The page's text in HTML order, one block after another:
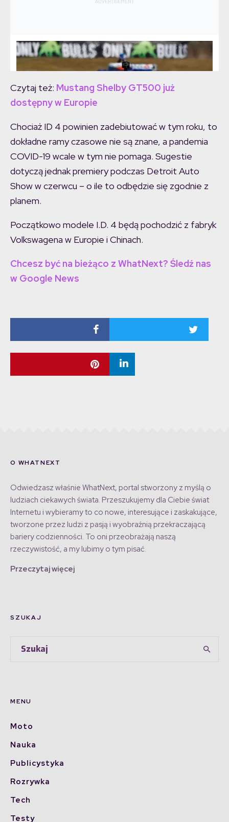
Czytaj też: Mustang Shelby GT500 już
dostępny w Europie
Chociaż ID 4 powinien zadebiutować w tym roku, to
dokładne ramy czasowe nie są znane, a pandemia
COVID-19 wcale w tym nie pomaga. Sugestie
dotyczą jednak premiery podczas Detroit Auto
Show w czerwcu – o ile to odbędzie się zgodnie z
planem.
Początkowo modele I.D. 4 będą pochodzić z fabryk
Volkswagena w Europie i Chinach.
Chcesz być na bieżąco z WhatNext? Śledź nas
w Google News
O WHATNEXT
Odwiedzasz właśnie WhatNext, portal stworzony z myślą o
ludziach ciekawych świata. Przeszukujemy dla Ciebie świat
Internetu i wybieramy to co nowe, interesujące i zaskakujące,
tworzone przez ludzi z pasją i wyobraźnią przekraczającą
bariery codzienności. To oni przeobrażają naszą
rzeczywistość, a my lubimy o tym pisać.
Przeczytaj więcej
SZUKAJ
MENU
Moto
Nauka
Publicystyka
Rozrywka
Tech
Testy